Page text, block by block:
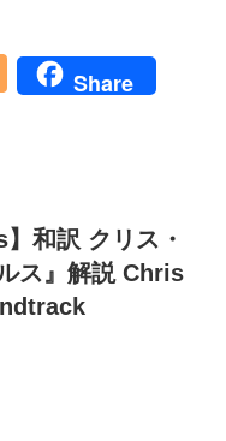
Bl
er
Share
和訳 クリス・
ス』解説 Chris